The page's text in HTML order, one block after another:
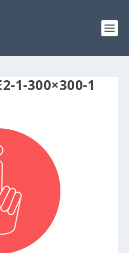
1-300×300-1